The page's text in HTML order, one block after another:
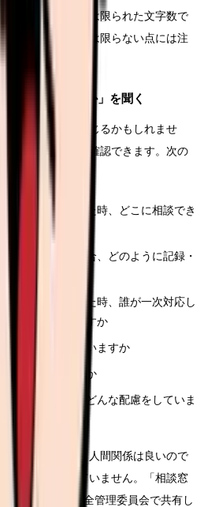
します。求人票は限られた文字数で
とが「ない」とは限らない点には注
時にどう動くか」を聞く
聞きにくいと感じるかもしれませ
て聞けば自然に確認できます。次の
ーションで困った時、どこに相談でき
相談があった場合、どのように記録・
言・暴力があった時、誰が一次対応し
ルールはありますか
は、誰がいつ行いますか
研修はありますか
けないために、どんな配慮をしていま
体性」です。「人間関係は良いので
は何も説明していません。「相談窓
あり、記録は安全管理委員会で共有し